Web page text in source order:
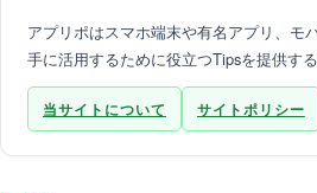
アプリポはスマホ端末や有名アプリ、モ
手に活用するために役立つTipsを提供する
当サイトについて サイトポリシー